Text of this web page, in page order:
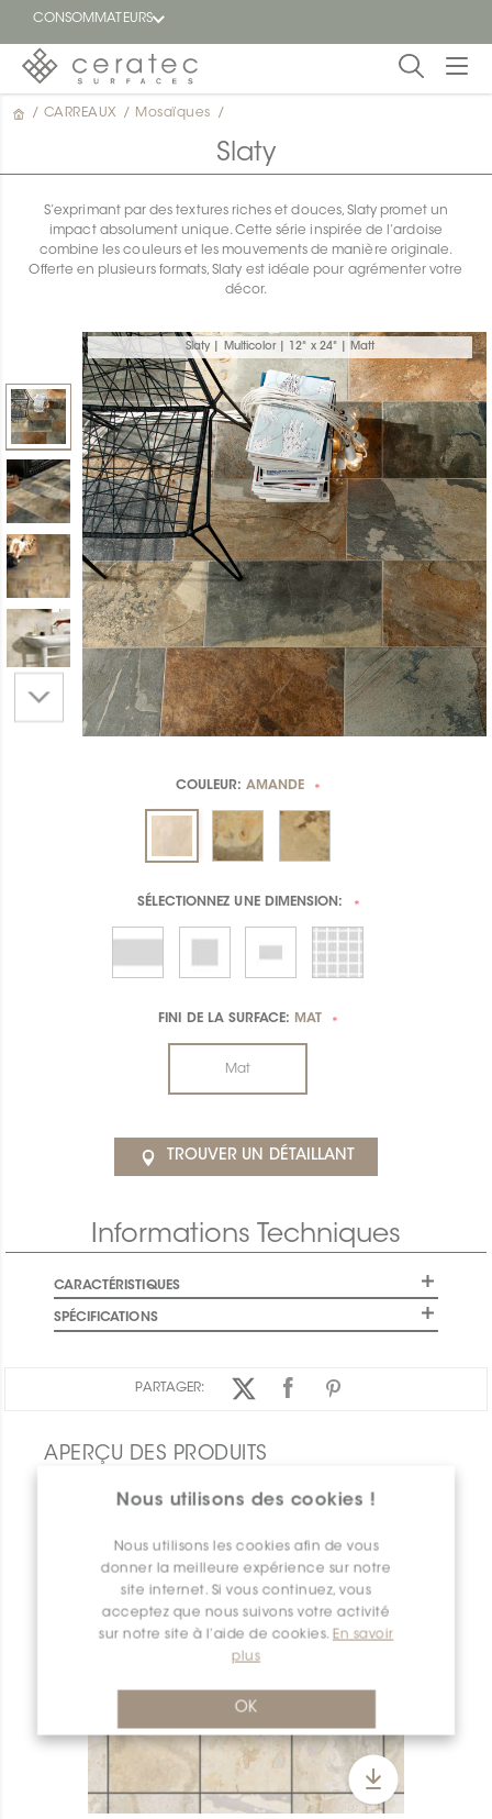
CONSOMMATEURS
En
Trouver
un
détaillant
Nous utilisons des cookies !
Nous utilisons les cookies afin de vous
donner la meilleure expérience sur notre
site internet. Si vous continuez, vous
acceptez que nous suivons votre activité
sur notre site à l’aide de cookies. En savoir
plus
OK
/ CARREAUX / Mosaïques /
Slaty
S’exprimant par des textures riches et douces, Slaty promet un
impact absolument unique. Cette série inspirée de l’ardoise
combine les couleurs et les mouvements de manière originale.
Offerte en plusieurs formats, Slaty est idéale pour agrémenter votre
décor.
Slaty | Multicolor | 12" x 24" | Matt
COULEUR: AMANDE *
SÉLECTIONNEZ UNEDIMENSION: *
FINI DE LA SURFACE: MAT *
Mat
TROUVER UN DÉTAILLANT
Informations Techniques
CARACTÉRISTIQUES
SPÉCIFICATIONS
PARTAGER:
APERÇU DES PRODUITS